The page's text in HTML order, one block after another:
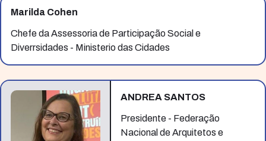
Marilda Cohen
Chefe da Assessoria de Participação Social e
Diverrsidades - Ministerio das Cidades
ANDREA SANTOS
Presidente - Federação
Nacional de Arquitetos e